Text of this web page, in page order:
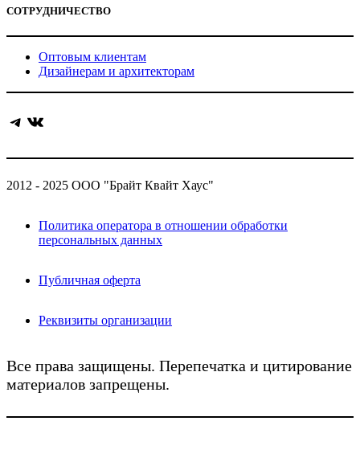
СОТРУДНИЧЕСТВО
Оптовым клиентам
Дизайнерам и архитекторам
Telegram ВКонтакте
2012 - 2025 ООО "Брайт Квайт Хаус"
Политика оператора в отношении обработки
персональных данных
Публичная оферта
Реквизиты организации
Все права защищены. Перепечатка и цитирование
материалов запрещены.